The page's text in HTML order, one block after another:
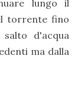
lungo il
torrente fino
d'acqua
ma dalla